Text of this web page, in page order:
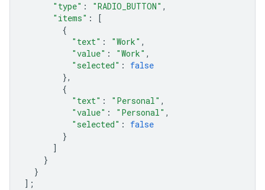
"type" : "RADIO_BUTTON" ,
"items" :
[
{
"text" : "Work" ,
"value" : "Work" ,
"selected" :
false
},
{
"text" : "Personal" ,
"value" : "Personal" ,
"selected" :
false
}
]
}
}
];